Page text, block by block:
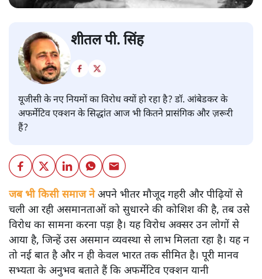
शीतल पी. सिंह
यूजीसी के नए नियमों का विरोध क्यों हो रहा है? डॉ. आंबेडकर के
अफर्मेटिव एक्शन के सिद्धांत आज भी कितने प्रासंगिक और ज़रूरी
हैं?
जब भी किसी समाज नेअपने भीतर मौजूद गहरी और पीढ़ियों से
चली आ रही असमानताओं को सुधारने की कोशिश की है, तब उसे
विरोध का सामना करना पड़ा है। यह विरोध अक्सर उन लोगों से
आया है, जिन्हें उस असमान व्यवस्था से लाभ मिलता रहा है। यह न
तो नई बात है और न ही केवल भारत तक सीमित है। पूरी मानव
सभ्यता के अनुभव बताते हैं कि अफर्मेटिव एक्शन यानी